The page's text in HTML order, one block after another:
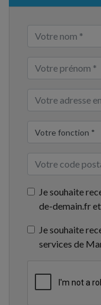
Je souhaite
de-demain.fr
Je souhaite
services de